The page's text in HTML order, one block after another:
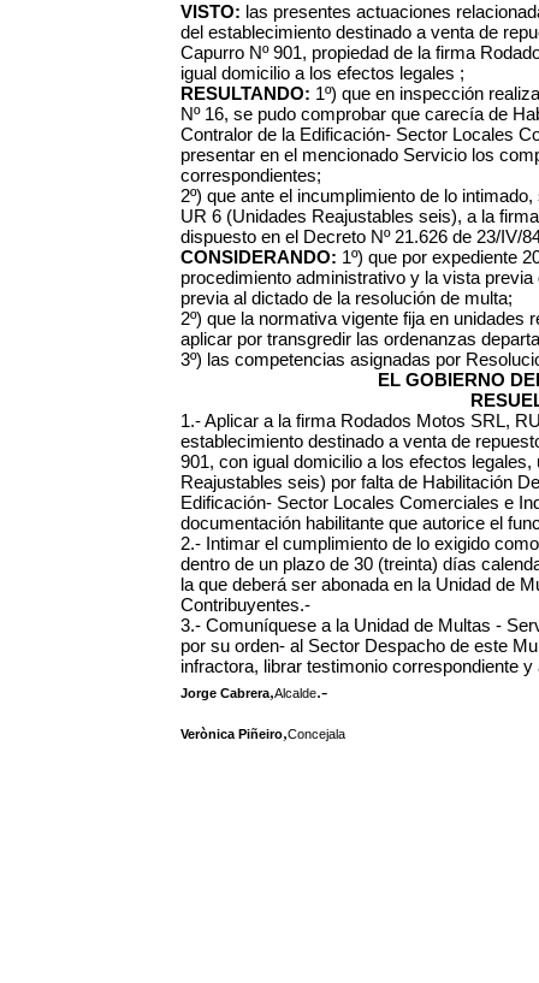
VISTO: las presentes actuaciones
del establecimiento destinado a venta de
Capurro Nº 901, propiedad de la firma
igual domicilio a los efectos legales ;
RESULTANDO: 1º) que en inspección
Nº 16, se pudo comprobar que carecía de
Contralor de la Edificación- Sector Locales
presentar en el mencionado Servicio los
correspondientes;
2º) que ante el incumplimiento de lo
UR 6 (Unidades Reajustables seis), a la
dispuesto en el Decreto Nº 21.626 de 23/IV/
CONSIDERANDO: 1º) que por expediente
procedimiento administrativo y la vista
previa al dictado de la resolución de multa;
2º) que la normativa vigente fija en
aplicar por transgredir las ordenanzas
3º) las competencias asignadas por
EL GOBIERNO
1.- Aplicar a la firma Rodados Motos SRL,
establecimiento destinado a venta de
901, con igual domicilio a los efectos
Reajustables seis) por falta de Habilitación
Edificación- Sector Locales Comerciales e
documentación habilitante que autorice el
2.- Intimar el cumplimiento de lo exigido
dentro de un plazo de 30 (treinta) días
la que deberá ser abonada en la Unidad de
Contribuyentes.-
3.- Comuníquese a la Unidad de Multas -
por su orden- al Sector Despacho de este
infractora, librar testimonio correspondiente
Jorge Cabrera,Alcalde.-
Verònica Piñeiro,Concejala